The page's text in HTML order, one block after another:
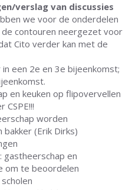
verslag van discussies
we voor de onderdelen
contouren neergezet voor
Cito verder kan met de
een 2e en 3e bijeenkomst;
en keuken op flipovervellen
CSPE!!!
worden
(Erik Dirks)
en
om te beoordelen